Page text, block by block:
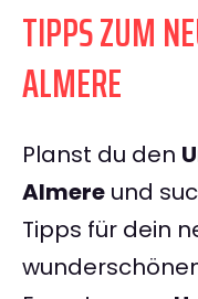
TIPPS ZUM
ALMERE
Planst du den
Almere und
Tipps für dein